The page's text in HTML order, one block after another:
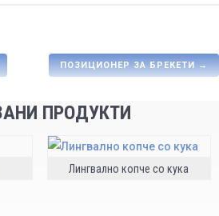
ПОЗИЦИОНЕР ЗА БРЕКЕТИ→
ПРОДУКТИ
Лингвално копче со кука